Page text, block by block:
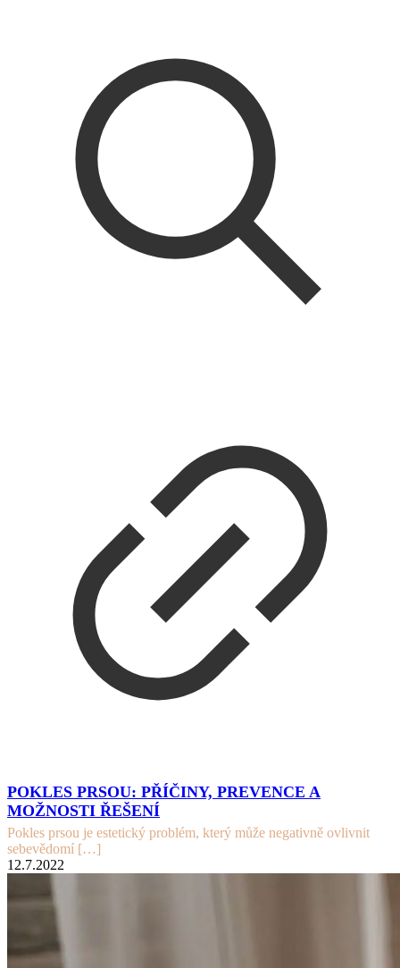
POKLES PRSOU: PŘÍČINY, PREVENCE A
MOŽNOSTI ŘEŠENÍ
Pokles prsou je estetický problém, který může negativně ovlivnit
sebevědomí […]
12.7.2022